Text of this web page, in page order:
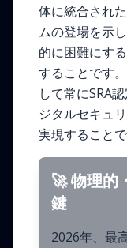
体に統合され
ムの登場を示
的に困難にす
することです
して常にSRA
ジタルセキュ
実現することで
🚀 物理的
鍵
2026年、最